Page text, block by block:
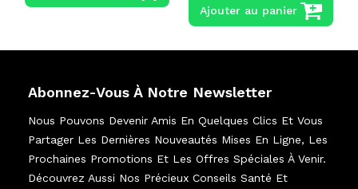
Ajouter au panier
Abonnez-Vous À Notre Newsletter
Nous Pouvons Devenir Amis En Quelques Clics Et Vous
Partager Les Dernières Nouveautés Mises En Ligne, Les
Prochaines Promotions Et Les Offres Spéciales À Venir.
Découvrez Aussi Nos Précieux Conseils Santé Et